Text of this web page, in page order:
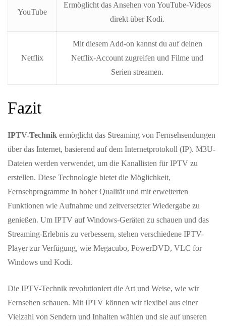
YouTube
Ermöglicht das Ansehen von YouTube-Videos
direkt über Kodi.
Netflix
Mit diesem Add-on kannst du auf deinen
Netflix-Account zugreifen und Filme und
Serien streamen.
Fazit
IPTV-Technik ermöglicht das Streaming von Fernsehsendungen
über das Internet, basierend auf dem Internetprotokoll (IP). M3U-
Dateien werden verwendet, um die Kanallisten für IPTV zu
erstellen. Diese Technologie bietet die Möglichkeit,
Fernsehprogramme in hoher Qualität und mit erweiterten
Funktionen wie Aufnahme und zeitversetzter Wiedergabe zu
genießen. Um IPTV auf Windows-Geräten zu schauen und das
Streaming-Erlebnis zu verbessern, stehen verschiedene IPTV-
Player zur Verfügung, wie Megacubo, PowerDVD, VLC for
Windows und Kodi.
Die IPTV-Technik revolutioniert die Art und Weise, wie wir
Fernsehen schauen. Mit IPTV können wir flexibel aus einer
Vielzahl von Sendern und Inhalten wählen und sie auf unseren